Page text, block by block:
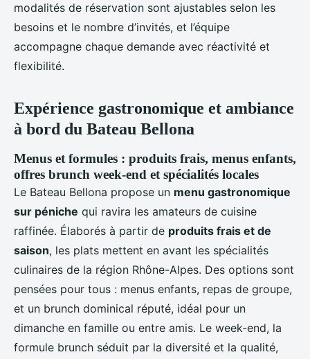
modalités de réservation sont ajustables selon les
besoins et le nombre d’invités, et l’équipe
accompagne chaque demande avec réactivité et
flexibilité.
Expérience gastronomique et ambiance
à bord du Bateau Bellona
Menus et formules : produits frais, menus enfants,
offres brunch week-end et spécialités locales
Le Bateau Bellona propose un menu gastronomique
sur péniche qui ravira les amateurs de cuisine
raffinée. Élaborés à partir de produits frais et de
saison, les plats mettent en avant les spécialités
culinaires de la région Rhône-Alpes. Des options sont
pensées pour tous : menus enfants, repas de groupe,
et un brunch dominical réputé, idéal pour un
dimanche en famille ou entre amis. Le week-end, la
formule brunch séduit par la diversité et la qualité,